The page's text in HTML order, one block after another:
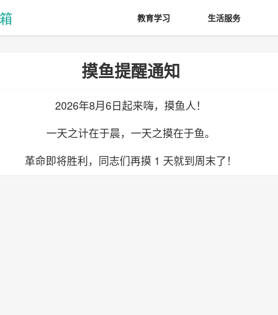
教育学习 生活服务
摸鱼提醒通知
2026年8月6日起来嗨，摸鱼人！
一天之计在于晨，一天之摸在于鱼。
革命即将胜利，同志们再摸 1 天就到周末了！